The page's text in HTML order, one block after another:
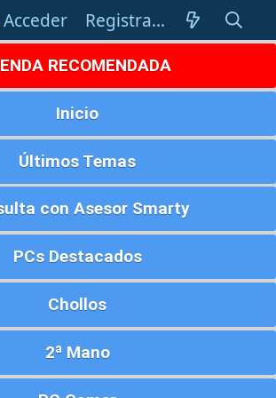
Acceder Registrarse
RECOMENDADA
Inicio
Últimos Temas
con Asesor Smarty
PCs Destacados
Chollos
2ª Mano